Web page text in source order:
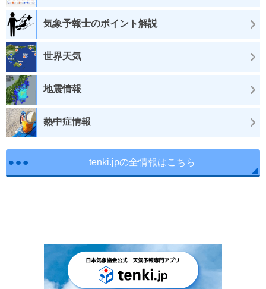
気象予報士のポイント解説
世界天気
地震情報
熱中症情報
tenki.jpの全情報はこちら